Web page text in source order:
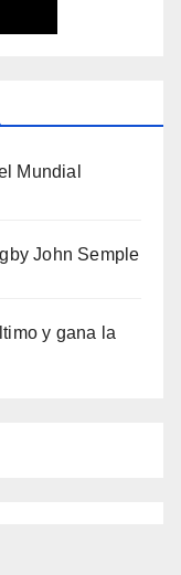
Mundial
John Semple
y gana la